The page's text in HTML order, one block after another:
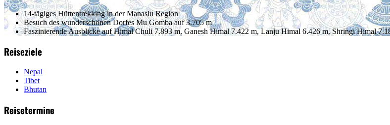
14-tägiges Hüttentrekking in der Manaslu Region
Besuch des wunderschönen Dorfes Mu Gomba auf 3.705 m
Faszinierende Ausblicke auf Himal Chuli 7.893 m, Ganesh Himal 7.422 m, Lanju Himal 6.426 m, Shringi Himal
Reiseziele
Nepal
Tibet
Bhutan
Reisetermine